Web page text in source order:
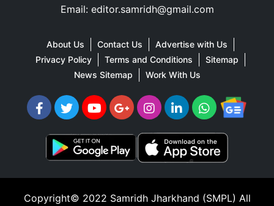
Email: editor.samridh@gmail.com
About Us Contact Us
Advertise with Us
Privacy Policy
Terms and Conditions
Sitemap
News Sitemap
Work With Us
Copyright© 2022 Samridh Jharkhand (SMPL) All